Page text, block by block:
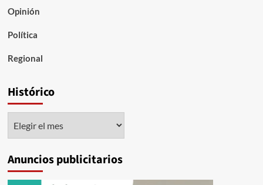
Opinión
Política
Regional
Histórico
Anuncios publicitarios